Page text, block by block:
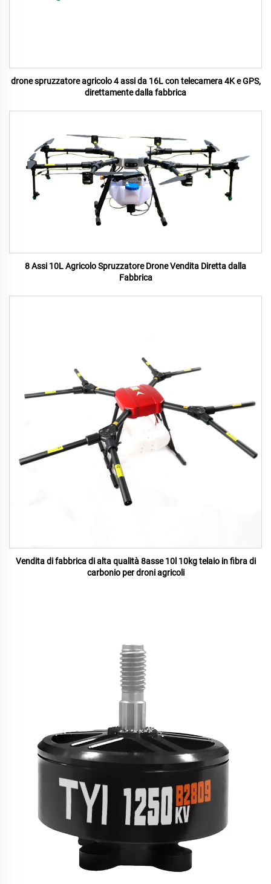
drone spruzzatore agricolo 4 assi da 16L con telecamera 4K e GPS,
direttamente dalla fabbrica
8 Assi 10L Agricolo Spruzzatore Drone Vendita Diretta dalla
Fabbrica
Vendita di fabbrica di alta qualità 8asse 10l 10kg telaio in fibra di
carbonio per droni agricoli